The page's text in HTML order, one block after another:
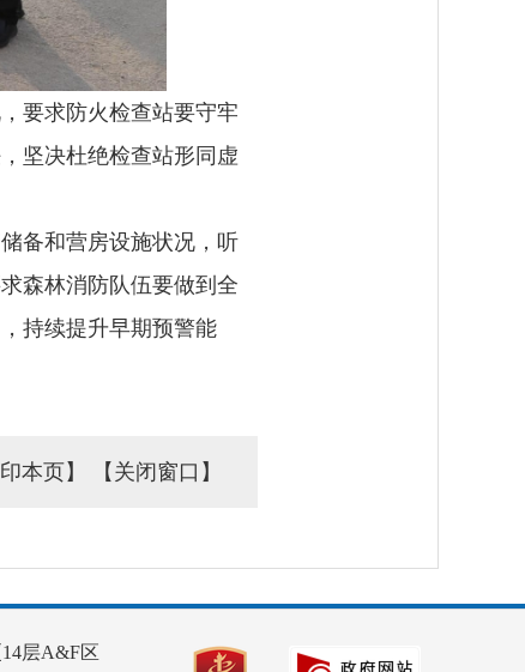
要求防火检查站要守牢
坚决杜绝检查站形同虚
备和营房设施状况，听
森林消防队伍要做到全
持续提升早期预警能
本页】 【关闭窗口】
层A&F区